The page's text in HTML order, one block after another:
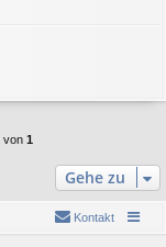
von 1
Gehe zu
Kontakt